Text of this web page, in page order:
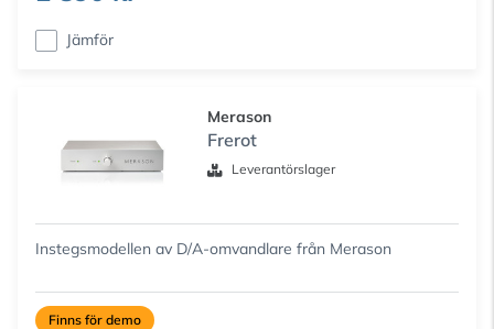
Jämför
Merason
Frerot
Leverantörslager
Instegsmodellen av D/A-omvandlare från Merason
Finns för demo